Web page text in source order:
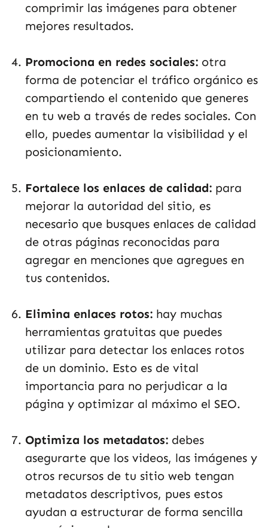
comprimir las imágenes para obtener
mejores resultados.
Promociona en redes sociales: otra
forma de potenciar el tráfico orgánico es
compartiendo el contenido que generes
en tu web a través de redes sociales. Con
ello, puedes aumentar la visibilidad y el
posicionamiento.
Fortalece los enlaces de calidad: para
mejorar la autoridad del sitio, es
necesario que busques enlaces de calidad
de otras páginas reconocidas para
agregar en menciones que agregues en
tus contenidos.
Elimina enlaces rotos: hay muchas
herramientas gratuitas que puedes
utilizar para detectar los enlaces rotos
de un dominio. Esto es de vital
importancia para no perjudicar a la
página y optimizar al máximo el SEO.
Optimiza los metadatos: debes
asegurarte que los videos, las imágenes y
otros recursos de tu sitio web tengan
metadatos descriptivos, pues estos
ayudan a estructurar de forma sencilla